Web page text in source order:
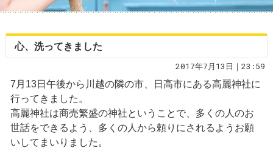
心、洗ってきました
2017年7月13日｜23:59
7月13日午後から川越の隣の市、日高市にある高麗神社に
行ってきました。
高麗神社は商売繁盛の神社ということで、多くの人のお
世話をできるよう、多くの人から頼りにされるようお願
いしてまいりました。